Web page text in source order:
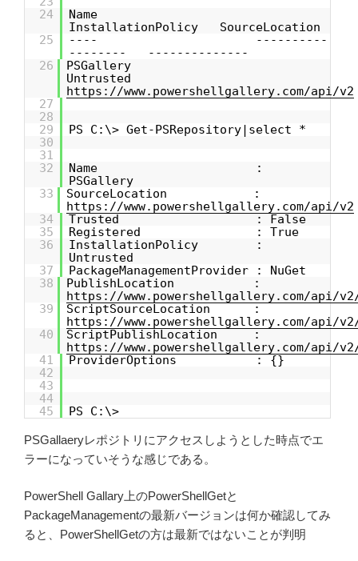
24
Name
InstallationPolicy SourceLocation
25
---- ----------
-------- --------------
26
PSGallery
Untrusted
https://www.powershellgallery.com/api/v2
27
28
29
PS C:\> Get-PSRepository|select *
30
31
32
Name :
PSGallery
33
SourceLocation :
https://www.powershellgallery.com/api/v2
34
Trusted : False
35
Registered : True
36
InstallationPolicy :
Untrusted
37
PackageManagementProvider : NuGet
38
PublishLocation :
https://www.powershellgallery.com/api/
39
ScriptSourceLocation :
https://www.powershellgallery.com/api/
40
ScriptPublishLocation :
https://www.powershellgallery.com/api/
41
ProviderOptions : {}
42
43
44
45
PS C:\>
PSGallaeryレポジトリにアクセスしようとした時点でエ
ラーになっていそうな感じである。
PowerShell Gallary上のPowerShellGetと
PackageManagementの最新バージョンは何か確認してみ
ると、PowerShellGetの方は最新ではないことが判明